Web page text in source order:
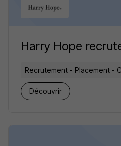
Harry Hope
Recrutement - Placement -
Découvrir